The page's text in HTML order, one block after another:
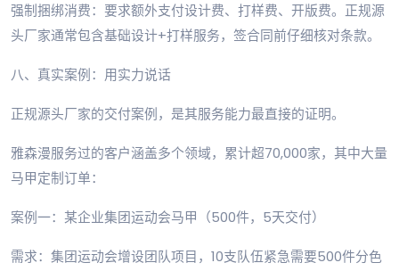
强制捆绑消费：要求额外支付设计费、打样费、开版费。正规源
头厂家通常包含基础设计+打样服务，签合同前仔细核对条款。
八、真实案例：用实力说话
正规源头厂家的交付案例，是其服务能力最直接的证明。
雅森漫服务过的客户涵盖多个领域，累计超70,000家，其中大量
马甲定制订单：
案例一：某企业集团运动会马甲（500件，5天交付）
需求：集团运动会增设团队项目，10支队伍紧急需要500件分色